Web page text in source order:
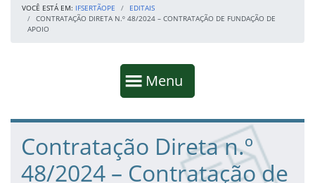
VOCÊ ESTÁ EM: IFSERTÃOPE
EDITAIS
CONTRATAÇÃO DIRETA N.º 48/2024 – CONTRATAÇÃO DE FUNDAÇÃO DE
APOIO
Mostrar
Menu
Fim da navegação
Início do conteúdo
Contratação Direta n.º
48/2024 – Contratação de